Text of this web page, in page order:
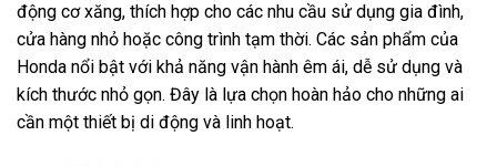
động cơ xăng, thích hợp cho các nhu cầu sử dụng gia đình,
cửa hàng nhỏ hoặc công trình tạm thời. Các sản phẩm của
Honda nổi bật với khả năng vận hành êm ái, dễ sử dụng và
kích thước nhỏ gọn. Đây là lựa chọn hoàn hảo cho những ai
cần một thiết bị di động và linh hoạt.